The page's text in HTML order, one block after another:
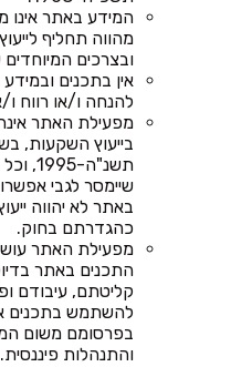
המידע באתר אינו
מהווה תחליף
ובצרכים
אין בתכנים
להנחה ו/או רווח
מפעילת האתר
בייעוץ השקעות,
שיימסר לגבי
באתר לא יהווה
כהגדרתם בחוק.
מפעילת האתר
התכנים באתר
קליטתם, עיבודם
להשתמש בתכנים
בפרסומם משום
והתנהלות פיננסית.